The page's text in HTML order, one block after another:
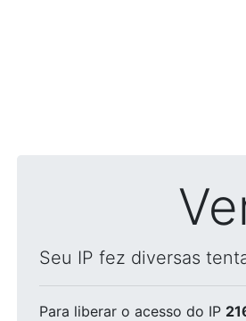
Seu IP fez diversas
Para liberar o acesso do IP